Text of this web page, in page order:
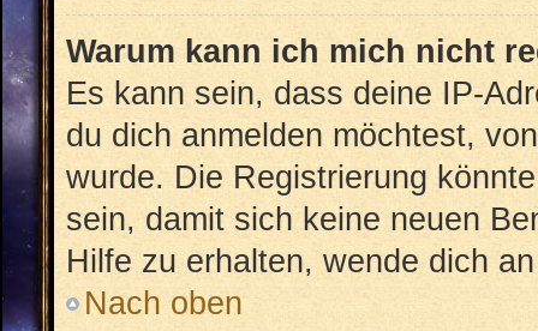
Warum kann ich mich nicht
Es kann sein, dass deine IP-
du dich anmelden möchtest,
wurde. Die Registrierung
sein, damit sich keine neuen
Hilfe zu erhalten, wende dich
Nach oben